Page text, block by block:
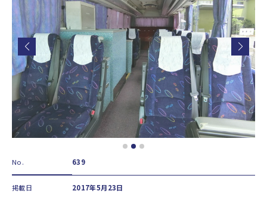
No. 639
掲載日 2017年5月23日